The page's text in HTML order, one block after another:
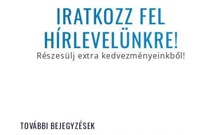
IRATKOZZ FEL
HÍRLEVELÜNKRE!
Részesülj extra kedvezményeinkből!
TOVÁBBI BEJEGYZÉSEK